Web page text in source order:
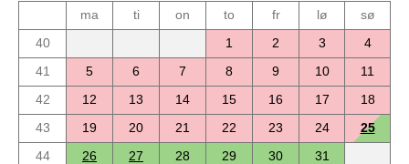
ma
ti on to fr lø
sø
40
1 2 3
4
41
5 6 7 8 9 10
11
42
12 13 14 15 16 17
18
43
19 20 21 22 23 24
25
44
26 27 28 29 30
31